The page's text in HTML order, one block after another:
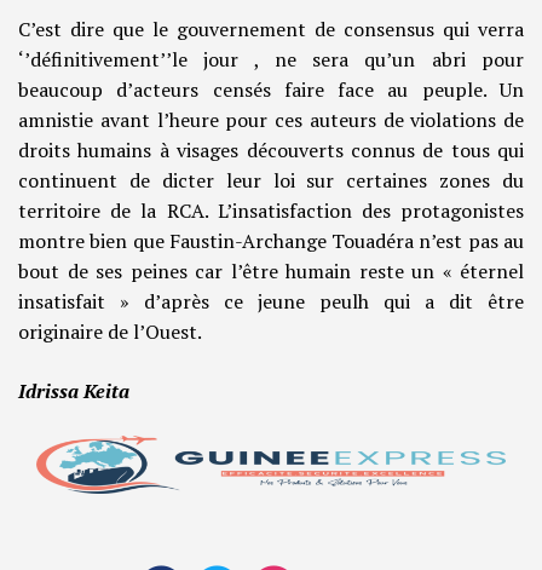
C’est dire que le gouvernement de consensus qui verra
‘’définitivement’’le jour , ne sera qu’un abri pour
beaucoup d’acteurs censés faire face au peuple. Un
amnistie avant l’heure pour ces auteurs de violations de
droits humains à visages découverts connus de tous qui
continuent de dicter leur loi sur certaines zones du
territoire de la RCA. L’insatisfaction des protagonistes
montre bien que Faustin-Archange Touadéra n’est pas au
bout de ses peines car l’être humain reste un « éternel
insatisfait » d’après ce jeune peulh qui a dit être
originaire de l’Ouest.
Idrissa Keita